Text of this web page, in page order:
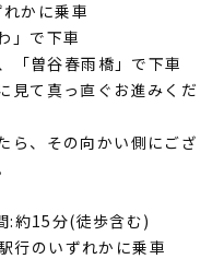
かに乗車
」で下車
「曽谷春雨橋」で下車
見て真っ直ぐお進みくだ
ら、その向かい側にござ
:約15分(徒歩含む)
のいずれかに乗車